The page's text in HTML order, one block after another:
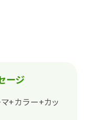
ージ
+カラー+カッ